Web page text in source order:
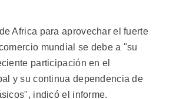
Africa para aprovechar el fuerte
mundial se debe a "su
participación en el
y su continua dependencia de
indicó el informe.